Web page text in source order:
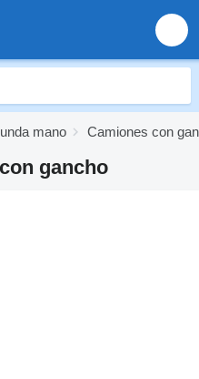
mano Camiones con
gancho